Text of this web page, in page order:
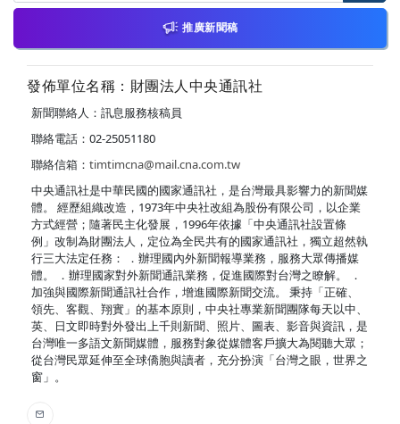
推廣新聞稿
發佈單位名稱：財團法人中央通訊社
新聞聯絡人：訊息服務核稿員
聯絡電話：02-25051180
聯絡信箱： timtimcna@mail.cna.com.tw
中央通訊社是中華民國的國家通訊社，是台灣最具影響力的新聞媒
體。 經歷組織改造，1973年中央社改組為股份有限公司，以企業
方式經營；隨著民主化發展，1996年依據「中央通訊社設置條
例」改制為財團法人，定位為全民共有的國家通訊社，獨立超然執
行三大法定任務： ．辦理國內外新聞報導業務，服務大眾傳播媒
體。 ．辦理國家對外新聞通訊業務，促進國際對台灣之瞭解。 ．
加強與國際新聞通訊社合作，增進國際新聞交流。 秉持「正確、
領先、客觀、翔實」的基本原則，中央社專業新聞團隊每天以中、
英、日文即時對外發出上千則新聞、照片、圖表、影音與資訊，是
台灣唯一多語文新聞媒體，服務對象從媒體客戶擴大為閱聽大眾；
從台灣民眾延伸至全球僑胞與讀者，充分扮演「台灣之眼，世界之
窗」。